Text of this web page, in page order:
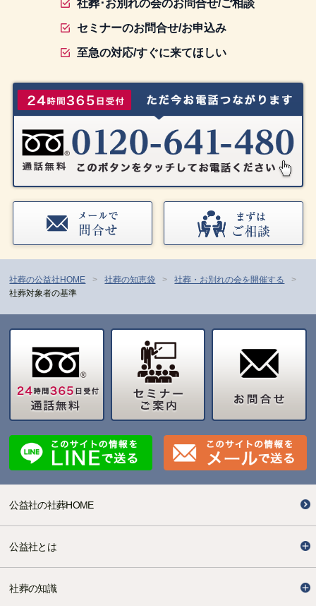
社葬･お別れの会のお問合せ/ご相談
セミナーのお問合せ/お申込み
至急の対応/すぐに来てほしい
社葬の公益社HOME 社葬の知恵袋
社葬・お別れの会を開催する
社葬対象者の基準
公益社の社葬HOME
公益社とは
社葬の知識